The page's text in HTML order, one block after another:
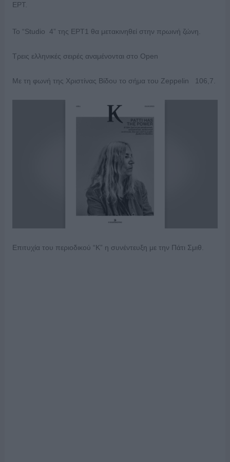
ΕΡΤ.
Το “Studio 4” της ΕΡΤ1 θα μετακινηθεί στην πρωινή ζώνη.
Τρεις ελληνικές σειρές αναμένονται στο Open
Με τη φωνή της Χριστίνας Βίδου το σήμα του Zeppelin 106,7.
Επιτυχία του περιοδικού “Κ” η συνέντευξη με την Πάτι Σμιθ.